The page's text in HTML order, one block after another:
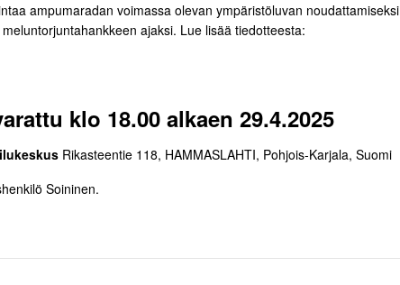
ampumaradan voimassa olevan ympäristöluvan noudattamiseksi
ajaksi. Lue lisää tiedotteesta:
klo 18.00 alkaen 29.4.2025
Rikasteentie 118, HAMMASLAHTI, Pohjois-Karjala, Suomi
Soininen.